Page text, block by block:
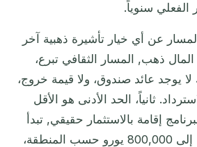
سنوياً.
عن أي خيار تأشيرة ذهبية آخر
ذهب, المسار الثقافي تبرع،
لا يوجد عائد صندوق، ولا قيمة خروج،
ثانياً، الحد الأدنى هو الأقل
إقامة بالاستثمار حقيقي, تبدأ
اليونان من 250,000 إلى 800,000 يورو حسب المنطقة،